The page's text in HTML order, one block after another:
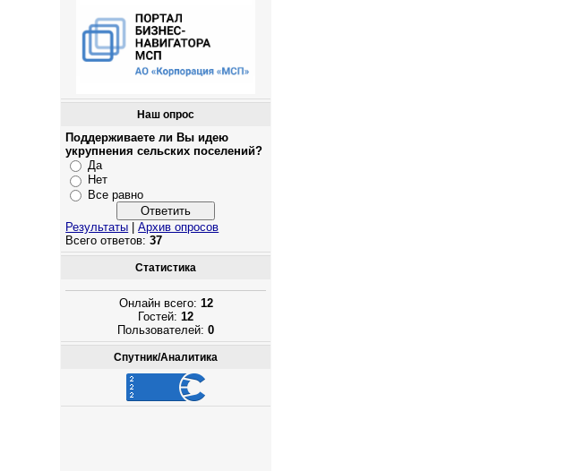
Наш опрос
Поддерживаете ли Вы идею
укрупнения сельских поселений?
Да
Нет
Все равно
Результаты |Архив опросов
Всего ответов:37
Статистика
Онлайн всего: 12
Гостей:12
Пользователей:0
Спутник/Аналитика